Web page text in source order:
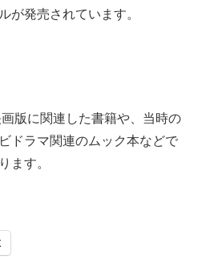
が発売されています。
版に関連した書籍や、当時の
ドラマ関連のムック本などで
ます。